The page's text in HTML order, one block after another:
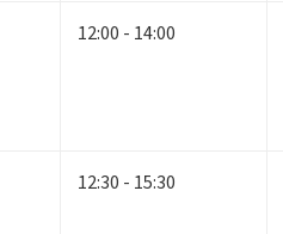
12:00 - 14:00
12:30 - 15:30